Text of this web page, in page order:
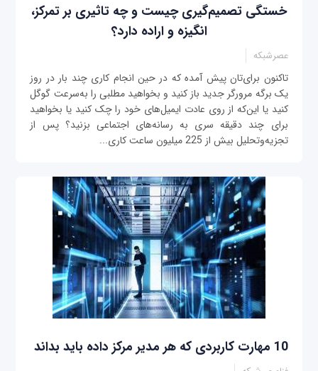
خستگی تصمیم‌گیری چیست و چه تاثیری بر تمرکز،
انگیزه و اراده دارد؟
عصرشبکه
تاکنون برای‌تان پیش آمده که در حین انجام کاری چند بار در روز
یک برگه مرورگر جدید باز کنید و بخواهید مطلبی را به‌سرعت گوگل
کنید یا این‌که از روی عادت ایمیل‌های خود را چک کنید یا بخواهید
برای چند دقیقه سری به رسانه‌های اجتماعی بزنید؟ پس از
تجزیه‌و‌تحلیل بیش از 225 میلیون ساعت کاری...
10 مهارت کاربردی که هر مدیر مرکز داده باید بداند